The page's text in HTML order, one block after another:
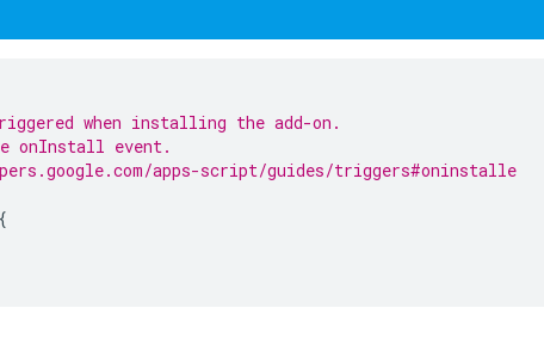
when installing the add-on.
onInstall event.
apps-script/guides/triggers#oninstalle
{